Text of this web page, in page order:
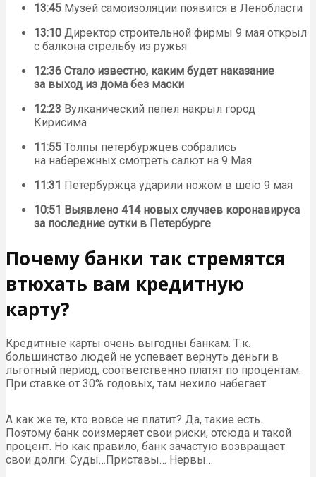
13:45 Музей самоизоляции появится в Ленобласти
13:10 Директор строительной фирмы 9 мая открыл
с балкона стрельбу из ружья
12:36 Стало известно, каким будет наказание
за выход из дома без маски
12:23 Вулканический пепел накрыл город
Кирисима
11:55 Толпы петербуржцев собрались
на набережных смотреть салют на 9 Мая
11:31 Петербуржца ударили ножом в шею 9 мая
10:51 Выявлено 414 новых случаев коронавируса
за последние сутки в Петербурге
Почему банки так стремятся
втюхать вам кредитную
карту?
Кредитные карты очень выгодны банкам. Т.к.
большинство людей не успевает вернуть деньги в
льготный период, соответственно платят по процентам.
При ставке от 30% годовых, там нехило набегает.
А как же те, кто вовсе не платит? Да, такие есть.
Поэтому банк соизмеряет свои риски, отсюда и такой
процент. Но как правило, банк зачастую возвращает
свои долги. Суды…Приставы… Нервы…